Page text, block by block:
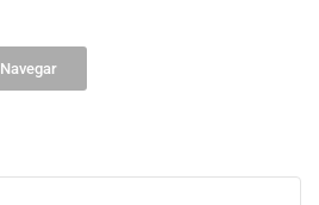
Navegar